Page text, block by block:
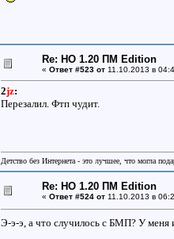
Re: НО 1.20 ПМ Edition
« Ответ #523 от11.10.2013 в
2jz:
Перезалил. Фтп чудит.
Детство без Интернета - это лучшее, что могла
Re: НО 1.20 ПМ Edition
« Ответ #524 от11.10.2013 в
Э-э-э, а что случилось с БМП? У